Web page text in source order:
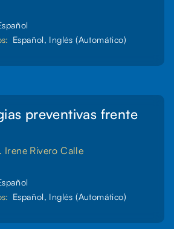
Español, Inglés (Automático)
preventivas frente
Irene Rivero Calle
Español, Inglés (Automático)